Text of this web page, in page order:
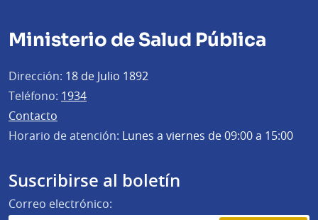
Ministerio de Salud Pública
Dirección: 18 de Julio 1892
Teléfono: 1934
Contacto
Horario de atención: Lunes a viernes de 09:00 a 15:00
Suscribirse al boletín
Correo electrónico: